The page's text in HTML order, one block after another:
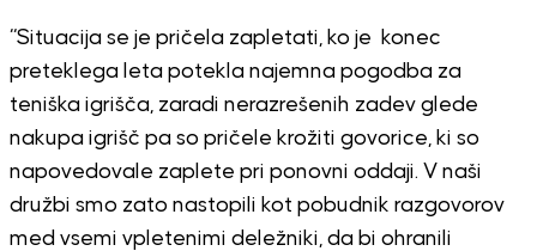
“Situacija se je pričela zapletati, ko je konec
preteklega leta potekla najemna pogodba za
teniška igrišča, zaradi nerazrešenih zadev glede
nakupa igrišč pa so pričele krožiti govorice, ki so
napovedovale zaplete pri ponovni oddaji. V naši
družbi smo zato nastopili kot pobudnik razgovorov
med vsemi vpletenimi deležniki, da bi ohranili